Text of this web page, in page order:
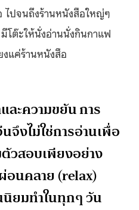
ไปจนถึงร้านหนังสือใหญ่ๆ
โต๊ะให้นั่งอ่านนั่งกินกาแฟ
งแค่ร้านหนังสือ
ะความขยัน การ
งไม่ใช่การอ่านเพื่อ
วสอบเพียงอย่าง
อนคลาย (relax)
ยมทำในทุกๆ วัน